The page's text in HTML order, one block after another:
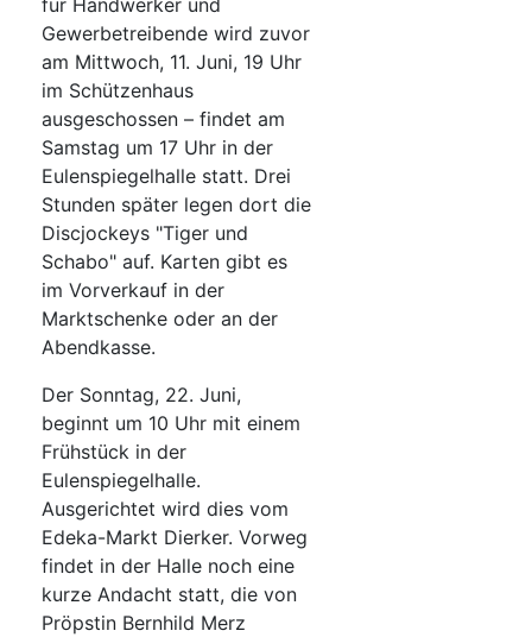
für Handwerker und
Gewerbetreibende wird zuvor
am Mittwoch, 11. Juni, 19 Uhr
im Schützenhaus
ausgeschossen – findet am
Samstag um 17 Uhr in der
Eulenspiegelhalle statt. Drei
Stunden später legen dort die
Discjockeys "Tiger und
Schabo" auf. Karten gibt es
im Vorverkauf in der
Marktschenke oder an der
Abendkasse.
Der Sonntag, 22. Juni,
beginnt um 10 Uhr mit einem
Frühstück in der
Eulenspiegelhalle.
Ausgerichtet wird dies vom
Edeka-Markt Dierker. Vorweg
findet in der Halle noch eine
kurze Andacht statt, die von
Pröpstin Bernhild Merz